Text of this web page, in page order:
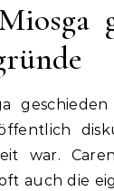
war.
auch die